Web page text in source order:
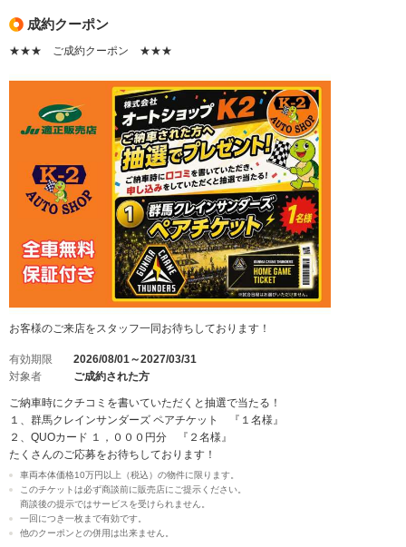
成約クーポン
★★★ ご成約クーポン ★★★
お客様のご来店をスタッフ一同お待ちしております！
有効期限
2026/08/01～2027/03/31
対象者
ご成約された方
ご納車時にクチコミを書いていただくと抽選で当たる！
１、群馬クレインサンダーズ ペアチケット 『１名様』
２、QUOカード １，０００円分 『２名様』
たくさんのご応募をお待ちしております！
車両本体価格10万円以上（税込）の物件に限ります。
このチケットは必ず商談前に販売店にご提示ください。
商談後の提示ではサービスを受けられません。
一回につき一枚まで有効です。
他のクーポンとの併用は出来ません。